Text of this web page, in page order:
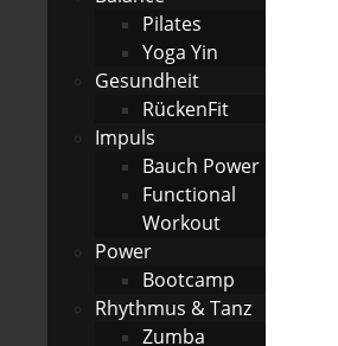
Pilates
Yoga Yin
Gesundheit
RückenFit
Impuls
Bauch Power
Functional
Workout
Power
Bootcamp
Rhythmus & Tanz
Zumba